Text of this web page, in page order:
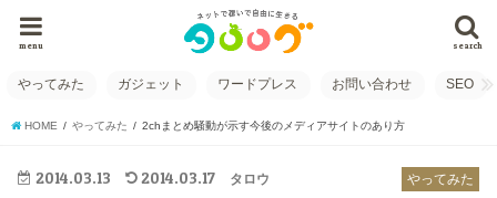
search
menu
やってみた ガジェット ワードプレス お問い合わせ SEO
HOME やってみた 2chまとめ騒動が示す今後のメディアサイトのあり方
やってみた
2014.03.13 2014.03.17 タロウ